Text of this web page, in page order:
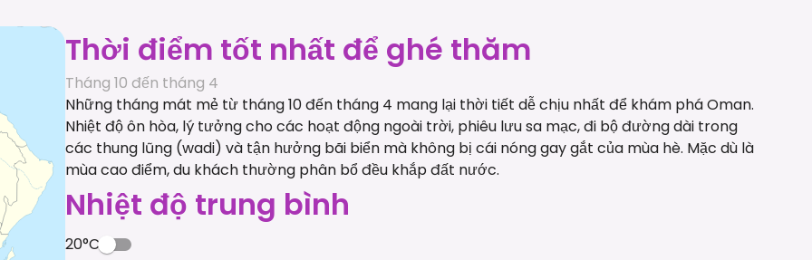
Thời điểm tốt nhất để ghé thăm
Tháng 10 đến tháng 4
Những tháng mát mẻ từ tháng 10 đến tháng 4 mang lại thời tiết dễ chịu nhất để khám phá Oman.
Nhiệt độ ôn hòa, lý tưởng cho các hoạt động ngoài trời, phiêu lưu sa mạc, đi bộ đường dài trong
các thung lũng (wadi) và tận hưởng bãi biển mà không bị cái nóng gay gắt của mùa hè. Mặc dù là
mùa cao điểm, du khách thường phân bổ đều khắp đất nước.
Nhiệt độ trung bình
20°C